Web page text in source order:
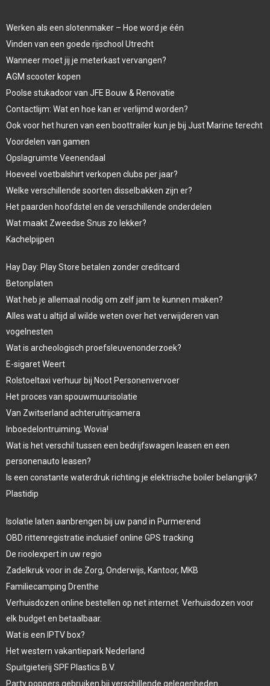
Werken als een slotenmaker – Hoe word je één
Vinden van een goede rijschool Utrecht
Wanneer moet jij je meterkast vervangen?
AGM scooter kopen
Poolse stukadoor van JFE Bouw & Renovatie
Contactlijm: Wat en hoe kan er verlijmd worden?
Ook voor het huren van een boottrailer kun je bij Just Marine terecht
Voordelen van gamen
Opslagruimte Veenendaal
Hoeveel voetbalshirt verkopen clubs per jaar?
Welke verschillende soorten disselbakken zijn er?
Het paarden hoofdstel en de verschillende onderdelen
Wat maakt Zweedse Snus zo lekker?
Kachelpijpen
Hay Day: Play Store betalen zonder creditcard
Betonplaten
Wat heb je allemaal nodig om zelf jam te kunnen maken?
Alles wat u altijd al wilde weten over het verwijderen van
vogelnesten
Wat is archeologisch proefsleuvenonderzoek?
E-sigaret Weert
Rolstoeltaxi verhuur bij Noot Personenvervoer
Het proces van spouwmuurisolatie
Van Zwitserland achteruitrijcamera
Inboedelontruiming; Wovia!
Wat is het verschil tussen een bedrijfswagen leasen en een
personenauto leasen?
Is een constante waterdruk richting je elektrische boiler belangrijk?
Plastidip
Isolatie laten aanbrengen bij uw pand in Purmerend
OBD rittenregistratie inclusief online GPS tracking
De rioolexpert in uw regio
Zadelkruk voor in de Zorg, Onderwijs, Kantoor, MKB
Familiecamping Drenthe
Verhuisdozen online bestellen op net internet. Verhuisdozen voor
elk budget en betaalbaar.
Wat is een IPTV box?
Het western vakantiepark Nederland
Spuitgieterij SPF Plastics B.V.
Party poppers gebruiken bij verschillende gelegenheden